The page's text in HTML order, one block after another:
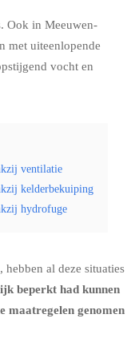
Ook in Meeuwen-
met uiteenlopende
vocht en
ventilatie
kelderbekuiping
hydrofuge
al deze situaties
beperkt had kunnen
maatregelen genomen